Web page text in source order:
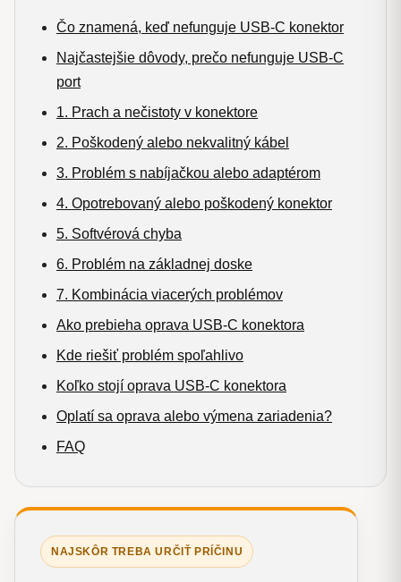
Čo znamená, keď nefunguje USB-C konektor
Najčastejšie dôvody, prečo nefunguje USB-C
port
1. Prach a nečistoty v konektore
2. Poškodený alebo nekvalitný kábel
3. Problém s nabíjačkou alebo adaptérom
4. Opotrebovaný alebo poškodený konektor
5. Softvérová chyba
6. Problém na základnej doske
7. Kombinácia viacerých problémov
Ako prebieha oprava USB-C konektora
Kde riešiť problém spoľahlivo
Koľko stojí oprava USB-C konektora
Oplatí sa oprava alebo výmena zariadenia?
FAQ
NAJSKÔR TREBA URČIŤ PRÍČINU